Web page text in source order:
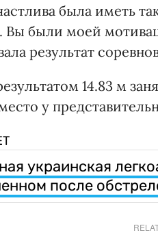
была иметь
Вы были моей
результат
14.83 м
у
украинская
после